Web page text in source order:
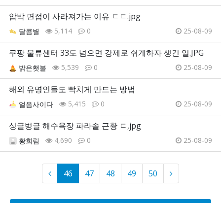
압박 면접이 사라져가는 이유 ㄷㄷ.jpg
달콤별 5,114 0 25-08-09
쿠팡 물류센터 33도 넘으면 강제로 쉬게하자 생긴 일.JPG
밝은횃불 5,539 0 25-08-09
해외 유명인들도 빡치게 만드는 방법
얼음사이다 5,415 0 25-08-09
싱글벙글 해수욕장 파라솔 근황 ㄷ,jpg
황희림 4,690 0 25-08-09
46 47 48 49 50